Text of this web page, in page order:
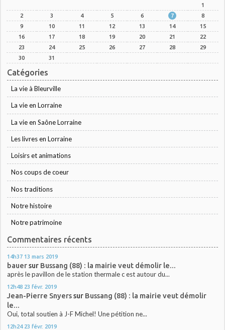
1
2
3 4 5 6 7
8
9
10 11 12 13 14
15
16
17 18 19 20 21
22
23
24 25 26 27 28
29
30
31
Catégories
La vie à Bleurville
La vie en Lorraine
La vie en Saône Lorraine
Les livres en Lorraine
Loisirs et animations
Nos coups de coeur
Nos traditions
Notre histoire
Notre patrimoine
Commentaires récents
14h37 13 mars 2019
bauersur Bussang (88) : la mairie veut démolir le...
après le pavillon de le station thermale c est autour du...
12h48 23 févr. 2019
Jean-Pierre Snyerssur Bussang (88) : la mairie veut démolir
le...
Oui, total soutien à J-F Michel! Une pétition ne...
12h24 23 févr. 2019